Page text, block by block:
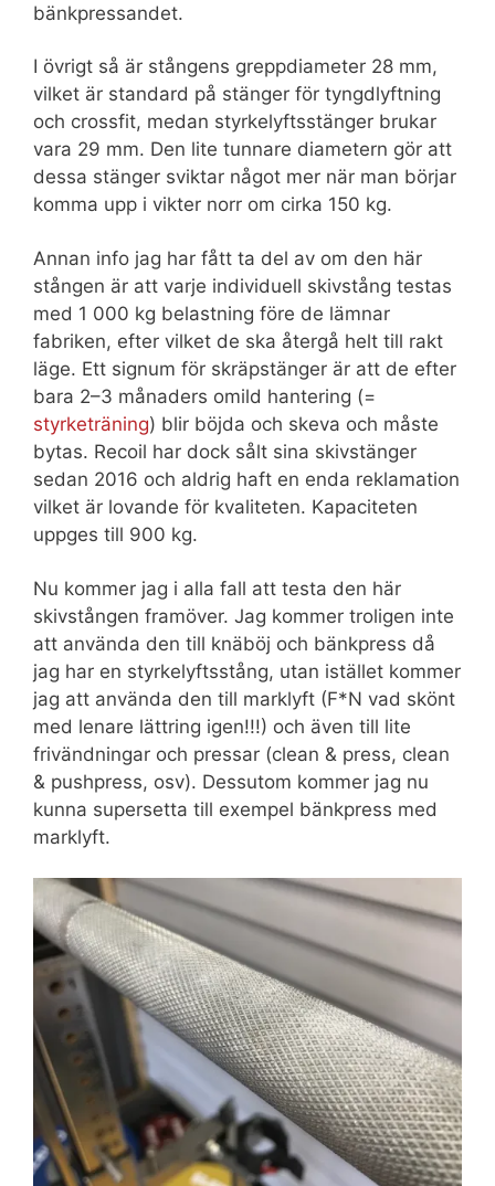
bänkpressandet.
I övrigt så är stångens greppdiameter 28 mm,
vilket är standard på stänger för tyngdlyftning
och crossfit, medan styrkelyftsstänger brukar
vara 29 mm. Den lite tunnare diametern gör att
dessa stänger sviktar något mer när man börjar
komma upp i vikter norr om cirka 150 kg.
Annan info jag har fått ta del av om den här
stången är att varje individuell skivstång testas
med 1 000 kg belastning före de lämnar
fabriken, efter vilket de ska återgå helt till rakt
läge. Ett signum för skräpstänger är att de efter
bara 2–3 månaders omild hantering (=
styrketräning) blir böjda och skeva och måste
bytas. Recoil har dock sålt sina skivstänger
sedan 2016 och aldrig haft en enda reklamation
vilket är lovande för kvaliteten. Kapaciteten
uppges till 900 kg.
Nu kommer jag i alla fall att testa den här
skivstången framöver. Jag kommer troligen inte
att använda den till knäböj och bänkpress då
jag har en styrkelyftsstång, utan istället kommer
jag att använda den till marklyft (F*N vad skönt
med lenare lättring igen!!!) och även till lite
frivändningar och pressar (clean & press, clean
& pushpress, osv). Dessutom kommer jag nu
kunna supersetta till exempel bänkpress med
marklyft.